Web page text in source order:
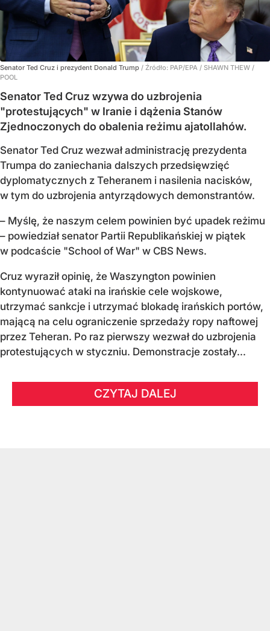
Senator Ted Cruz i prezydent Donald Trump / Źródło: PAP/EPA / SHAWN THEW /
POOL
Senator Ted Cruz wzywa do uzbrojenia
"protestujących" w Iranie i dążenia Stanów
Zjednoczonych do obalenia reżimu ajatollahów.
Senator Ted Cruz wezwał administrację prezydenta
Trumpa do zaniechania dalszych przedsięwzięć
dyplomatycznych z Teheranem i nasilenia nacisków,
w tym do uzbrojenia antyrządowych demonstrantów.
– Myślę, że naszym celem powinien być upadek reżimu
– powiedział senator Partii Republikańskiej w piątek
w podcaście "School of War" w CBS News.
Cruz wyraził opinię, że Waszyngton powinien
kontynuować ataki na irańskie cele wojskowe,
utrzymać sankcje i utrzymać blokadę irańskich portów,
mającą na celu ograniczenie sprzedaży ropy naftowej
przez Teheran. Po raz pierwszy wezwał do uzbrojenia
protestujących w styczniu. Demonstracje zostały...
CZYTAJ DALEJ